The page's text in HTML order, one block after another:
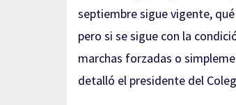
septiembre sigue vigente,
pero si se sigue con la
marchas forzadas o
detalló el presidente del